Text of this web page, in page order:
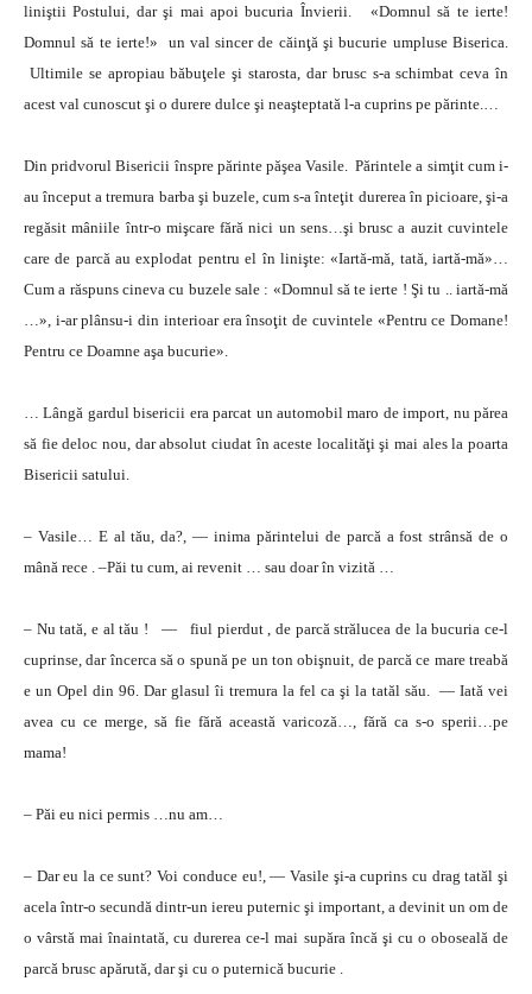
liniştii Postului, dar şi mai apoi bucuria Învierii. «Domnul să te ierte!
Domnul să te ierte!» un val sincer de căinţă şi bucurie umpluse Biserica.
Ultimile se apropiau băbuţele şi starosta, dar brusc s-a schimbat ceva în
acest val cunoscut şi o durere dulce şi neaşteptată l-a cuprins pe părinte.…
Din pridvorul Bisericii înspre părinte păşea Vasile. Părintele a simţit cum i-
au început a tremura barba şi buzele, cum s-a înteţit durerea în picioare, şi-a
regăsit mâniile într-o mişcare fără nici un sens…şi brusc a auzit cuvintele
care de parcă au explodat pentru el în linişte: «Iartă-mă, tată, iartă-mă»…
Cum a răspuns cineva cu buzele sale : «Domnul să te ierte ! Şi tu .. iartă-mă
…», i-ar plânsu-i din interioar era însoţit de cuvintele «Pentru ce Domane!
Pentru ce Doamne aşa bucurie».
… Lângă gardul bisericii era parcat un automobil maro de import, nu părea
să fie deloc nou, dar absolut ciudat în aceste localităţi şi mai ales la poarta
Bisericii satului.
– Vasile… E al tău, da?, — inima părintelui de parcă a fost strânsă de o
mână rece . –Păi tu cum, ai revenit … sau doar în vizită …
– Nu tată, e al tău ! — fiul pierdut , de parcă strălucea de la bucuria ce-l
cuprinse, dar încerca să o spună pe un ton obişnuit, de parcă ce mare treabă
e un Opel din 96. Dar glasul îi tremura la fel ca şi la tatăl său. — Iată vei
avea cu ce merge, să fie fără această varicoză…, fără ca s-o sperii…pe
mama!
– Păi eu nici permis …nu am…
– Dar eu la ce sunt? Voi conduce eu!, — Vasile şi-a cuprins cu drag tatăl şi
acela într-o secundă dintr-un iereu puternic şi important, a devinit un om de
o vârstă mai înaintată, cu durerea ce-l mai supăra încă şi cu o oboseală de
parcă brusc apărută, dar şi cu o puternică bucurie .